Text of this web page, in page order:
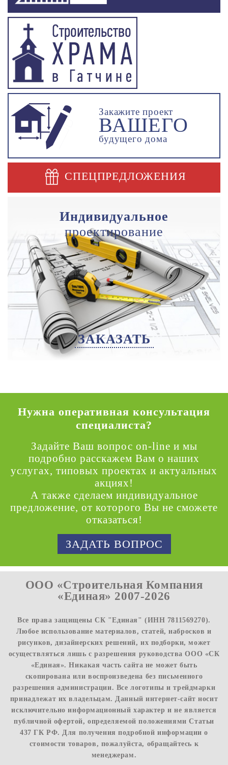
Закажите проект
ВАШЕГО
будущего дома
СПЕЦПРЕДЛОЖЕНИЯ
Индивидуальное
проектирование
ЗАКАЗАТЬ
Нужна оперативная консультация
специалиста?
Задайте Ваш вопрос on-line и мы
подробно расскажем Вам о наших
услугах, типовых проектах и актуальных
акциях!
А также сделаем индивидуальное
предложение, от которого Вы не сможете
отказаться!
ЗАДАТЬ ВОПРОС
ООО «Строительная Компания
«Единая» 2007-2026
Все права защищены СК "Единая" (ИНН 7811569270).
Любое использование материалов, статей, набросков и
рисунков, дизайнерских решений, их подборки, может
осуществляться лишь с разрешения руководства ООО «СК
«Единая». Никакая часть сайта не может быть
скопирована или воспроизведена без письменного
разрешения администрации. Все логотипы и трейдмарки
принадлежат их владельцам. Данный интернет-сайт носит
исключительно информационный характер и не является
публичной офертой, определяемой положениями Статьи
437 ГК РФ. Для получения подробной информации о
стоимости товаров, пожалуйста, обращайтесь к
менеджерам.